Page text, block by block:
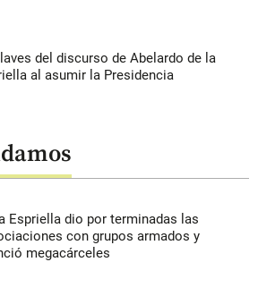
del discurso de Abelardo de la
al asumir la Presidencia
Espriella dio por terminadas las
con grupos armados y
megacárceles